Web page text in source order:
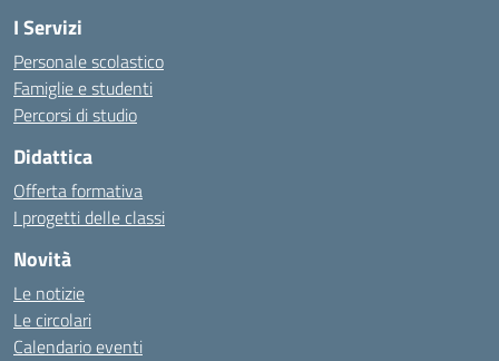
I Servizi
Personale scolastico
Famiglie e studenti
Percorsi di studio
Didattica
Offerta formativa
I progetti delle classi
Novità
Le notizie
Le circolari
Calendario eventi